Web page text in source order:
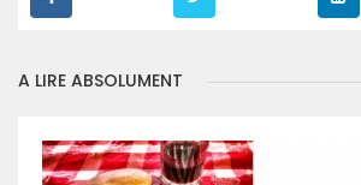
A LIRE ABSOLUMENT